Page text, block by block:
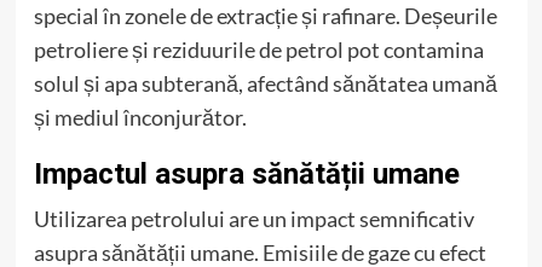
special în zonele de extracție și rafinare. Deșeurile
petroliere și reziduurile de petrol pot contamina
solul și apa subterană, afectând sănătatea umană
și mediul înconjurător.
Impactul asupra sănătății umane
Utilizarea petrolului are un impact semnificativ
asupra sănătății umane. Emisiile de gaze cu efect